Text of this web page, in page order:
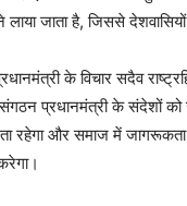
लाया जाता है, जिससे
के विचार सदैव
संगठन प्रधानमंत्री के संदेशों
रहेगा और समाज में